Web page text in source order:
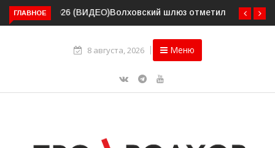
ГЛАВНОЕ Волховский шлюз отметил вековой юбилей
8 августа, 2026 Меню